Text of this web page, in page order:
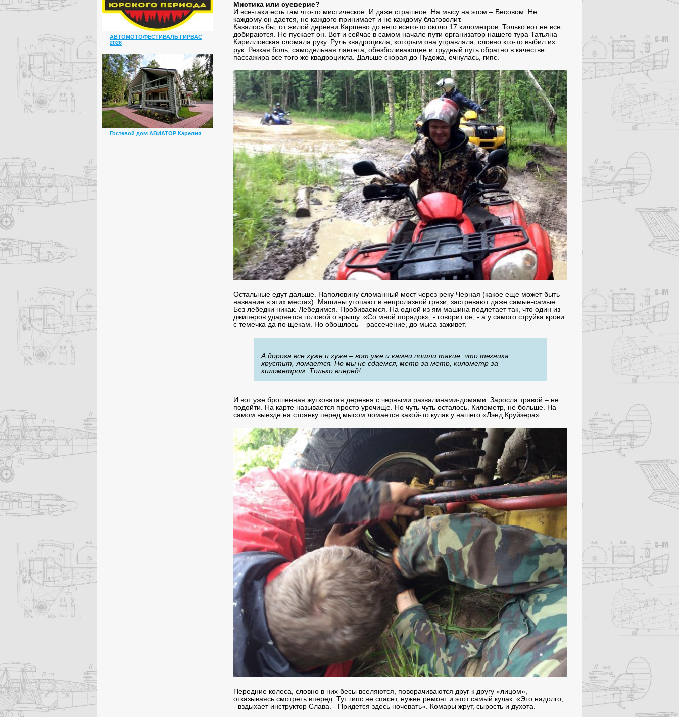
АВТОМОТОФЕСТИВАЛЬ ГИРВАС
2026
Гостевой дом АВИАТОР Карелия
Мистика или суеверие?
И все-таки есть там что-то мистическое. И даже страшное. На мысу на этом – Бесовом. Не
каждому он дается, не каждого принимает и не каждому благоволит.
Казалось бы, от жилой деревни Каршево до него всего-то около 17 километров. Только вот не все
добираются. Не пускает он. Вот и сейчас в самом начале пути организатор нашего тура Татьяна
Кирилловская сломала руку. Руль квадроцикла, которым она управляла, словно кто-то выбил из
рук. Резкая боль, самодельная лангета, обезболивающее и трудный путь обратно в качестве
пассажира все того же квадроцикла. Дальше скорая до Пудожа, очнулась, гипс.
Остальные едут дальше. Наполовину сломанный мост через реку Черная (какое еще может быть
название в этих местах). Машины утопают в непролазной грязи, застревают даже самые-самые.
Без лебедки никак. Лебедимся. Пробиваемся. На одной из ям машина подлетает так, что один из
джиперов ударяется головой о крышу. «Со мной порядок», - говорит он, - а у самого струйка крови
с темечка да по щекам. Но обошлось – рассечение, до мыса заживет.
А дорога все хуже и хуже – вот уже и камни пошли такие, что техника
хрустит, ломается. Но мы не сдаемся, метр за метр, километр за
километром. Только вперед!
И вот уже брошенная жутковатая деревня с черными развалинами-домами. Заросла травой – не
подойти. На карте называется просто урочище. Но чуть-чуть осталось. Километр, не больше. На
самом выезде на стоянку перед мысом ломается какой-то кулак у нашего «Лэнд Круйзера».
Передние колеса, словно в них бесы вселяются, поворачиваются друг к другу «лицом»,
отказываясь смотреть вперед. Тут гипс не спасет, нужен ремонт и этот самый кулак. «Это надолго,
- вздыхает инструктор Слава. - Придется здесь ночевать». Комары жрут, сырость и духота.